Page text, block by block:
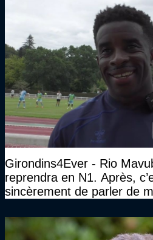
Girondins4Ever - Rio
reprendra en N1. Après,
sincèrement de parler de